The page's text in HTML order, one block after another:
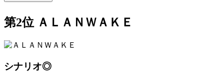
第2位 ＡＬＡＮＷＡＫＥ
シナリオ◎